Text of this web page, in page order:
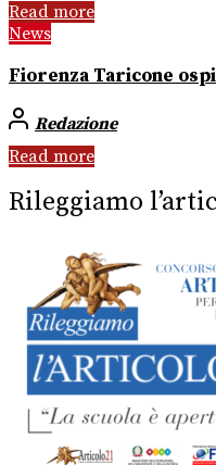
Read more
News
Fiorenza Taricone
Redazione
Read more
Rileggiamo